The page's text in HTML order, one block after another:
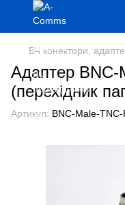
ВЧ конектори,
Адаптер BNC-
(перехідник
Артикул: BNC-Male-